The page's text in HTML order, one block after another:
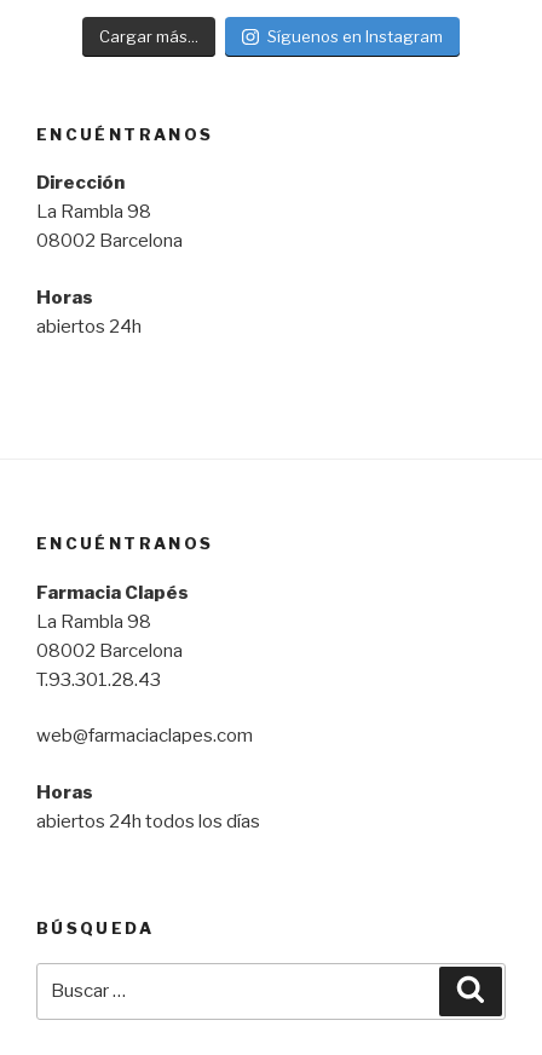
Cargar más... Síguenos en Instagram
ENCUÉNTRANOS
Dirección
La Rambla 98
08002 Barcelona
Horas
abiertos 24h
ENCUÉNTRANOS
Farmacia Clapés
La Rambla 98
08002 Barcelona
T.93.301.28.43
web@farmaciaclapes.com
Horas
abiertos 24h todos los días
BÚSQUEDA